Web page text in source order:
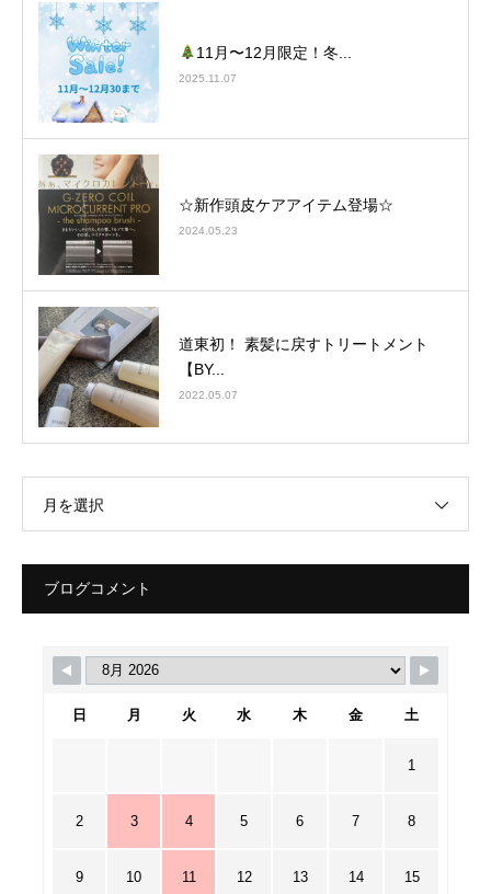
11月〜12月限定！冬...
2025.11.07
☆新作頭皮ケアアイテム登場☆
2024.05.23
道東初！ 素髪に戻すトリートメント
【BY...
2022.05.07
月を選択
ブログコメント
日 月 火 水 木 金 土
1
2 3 4 5 6 7 8
9 10 11 12 13 14 15